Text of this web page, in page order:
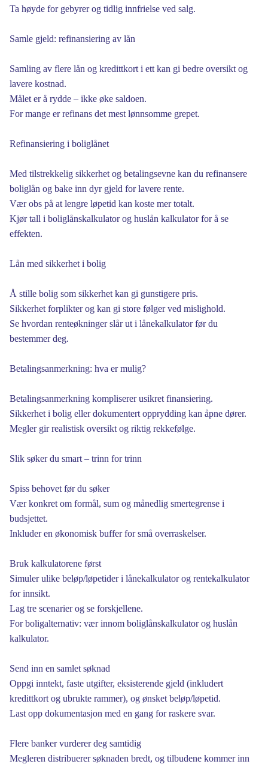
Ta høyde for gebyrer og tidlig innfrielse ved salg.
Samle gjeld: refinansiering av lån
Samling av flere lån og kredittkort i ett kan gi bedre oversikt og
lavere kostnad.
Målet er å rydde – ikke øke saldoen.
For mange er refinans det mest lønnsomme grepet.
Refinansiering i boliglånet
Med tilstrekkelig sikkerhet og betalingsevne kan du refinansere
boliglån og bake inn dyr gjeld for lavere rente.
Vær obs på at lengre løpetid kan koste mer totalt.
Kjør tall i boliglånskalkulator og huslån kalkulator for å se
effekten.
Lån med sikkerhet i bolig
Å stille bolig som sikkerhet kan gi gunstigere pris.
Sikkerhet forplikter og kan gi store følger ved mislighold.
Se hvordan renteøkninger slår ut i lånekalkulator før du
bestemmer deg.
Betalingsanmerkning: hva er mulig?
Betalingsanmerkning kompliserer usikret finansiering.
Sikkerhet i bolig eller dokumentert opprydding kan åpne dører.
Megler gir realistisk oversikt og riktig rekkefølge.
Slik søker du smart – trinn for trinn
Spiss behovet før du søker
Vær konkret om formål, sum og månedlig smertegrense i
budsjettet.
Inkluder en økonomisk buffer for små overraskelser.
Bruk kalkulatorene først
Simuler ulike beløp/løpetider i lånekalkulator og rentekalkulator
for innsikt.
Lag tre scenarier og se forskjellene.
For boligalternativ: vær innom boliglånskalkulator og huslån
kalkulator.
Send inn en samlet søknad
Oppgi inntekt, faste utgifter, eksisterende gjeld (inkludert
kredittkort og ubrukte rammer), og ønsket beløp/løpetid.
Last opp dokumentasjon med en gang for raskere svar.
Flere banker vurderer deg samtidig
Megleren distribuerer søknaden bredt, og tilbudene kommer inn